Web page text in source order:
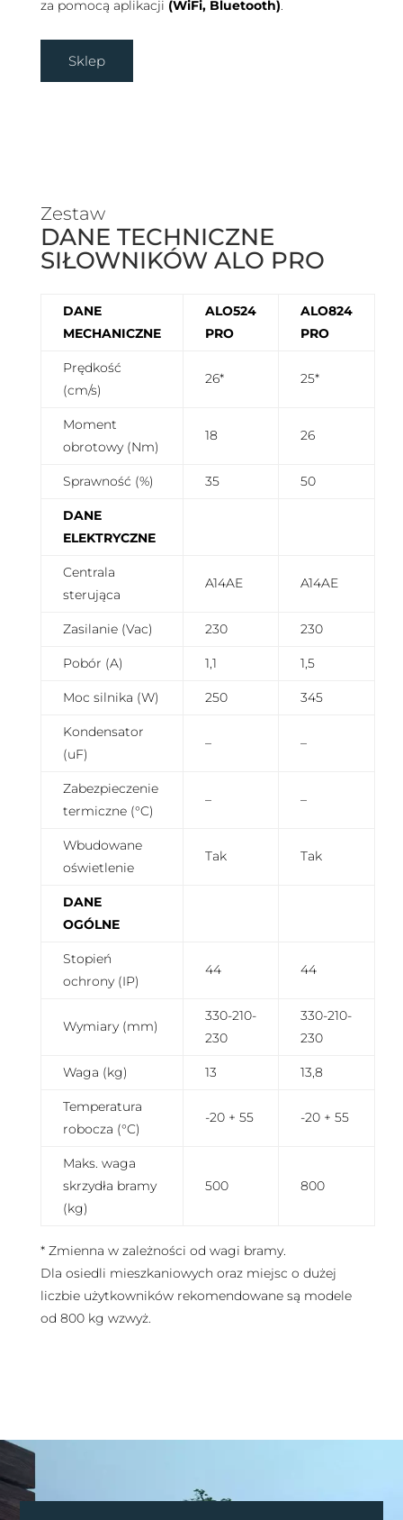
za pomocą aplikacji (WiFi, Bluetooth).
Sklep
Zestaw
DANE TECHNICZNE
SIŁOWNIKÓW ALO PRO
DANE
MECHANICZNE
ALO524
PRO
ALO824
PRO
Prędkość
(cm/s)
26* 25*
Moment
obrotowy (Nm)
18 26
Sprawność (%) 35 50
DANE
ELEKTRYCZNE
Centrala
sterująca
A14AE A14AE
Zasilanie (Vac) 230 230
Pobór (A) 1,1 1,5
Moc silnika (W) 250 345
Kondensator
(uF)
– –
Zabezpieczenie
termiczne (°C)
– –
Wbudowane
oświetlenie
Tak Tak
DANE
OGÓLNE
Stopień
ochrony (IP)
44 44
Wymiary (mm)
330-210-
230
330-210-
230
Waga (kg) 13 13,8
Temperatura
robocza (°C)
-20 + 55 -20 + 55
Maks. waga
skrzydła bramy
(kg)
500 800
* Zmienna w zależności od wagi bramy.
Dla osiedli mieszkaniowych oraz miejsc o dużej
liczbie użytkowników rekomendowane są modele
od 800 kg wzwyż.